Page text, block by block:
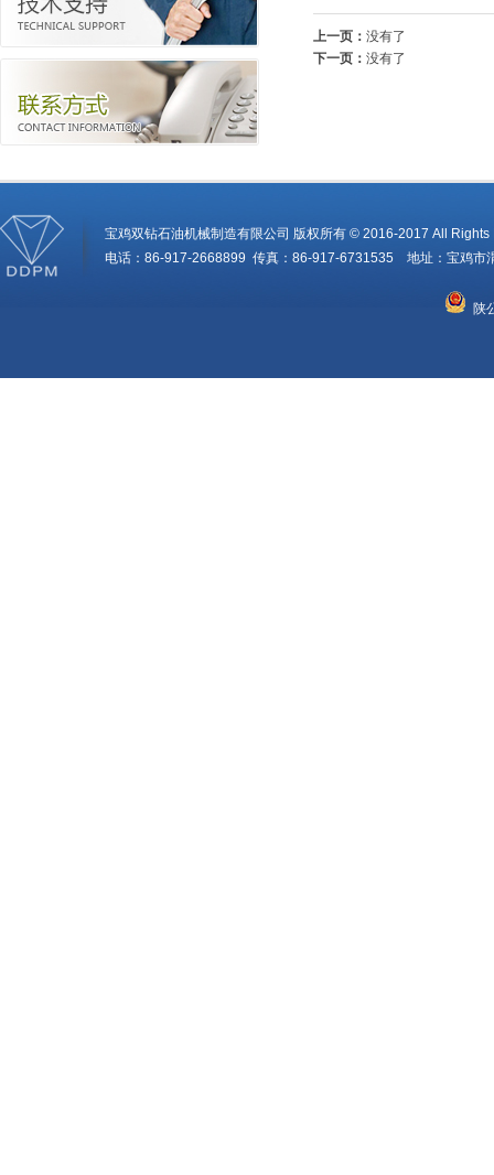
上一页： 没有了
下一页： 没有了
宝鸡双钻石油机械制造有限公司 版权所有 © 2016-2017 All
电话：86-917-2668899 传真：86-917-6731535 地址：宝鸡市
陕